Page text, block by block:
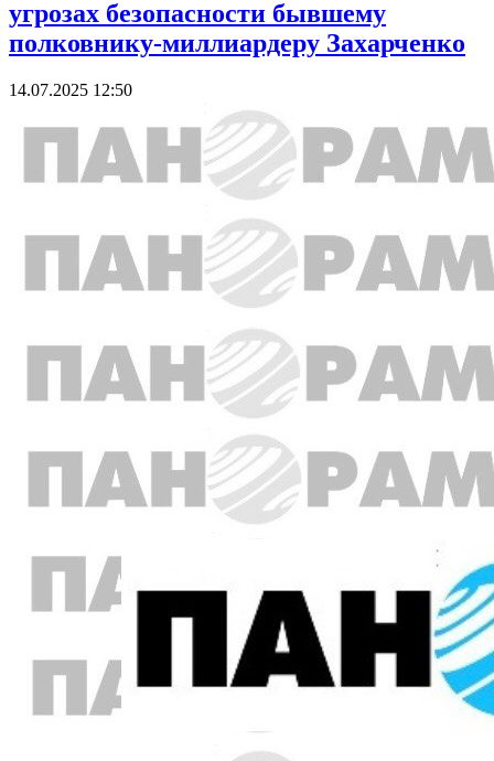
угрозах безопасности бывшему
полковнику-миллиардеру Захарченко
14.07.2025 12:50